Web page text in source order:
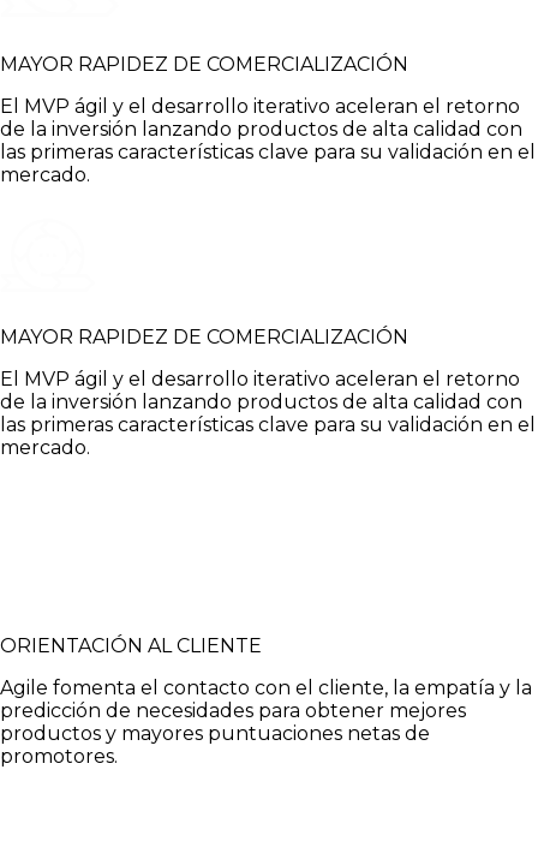
MAYOR RAPIDEZ DE COMERCIALIZACIÓN
El MVP ágil y el desarrollo iterativo aceleran el retorno
de la inversión lanzando productos de alta calidad con
las primeras características clave para su validación en el
mercado.
MAYOR RAPIDEZ DE COMERCIALIZACIÓN
El MVP ágil y el desarrollo iterativo aceleran el retorno
de la inversión lanzando productos de alta calidad con
las primeras características clave para su validación en el
mercado.
ORIENTACIÓN AL CLIENTE
Agile fomenta el contacto con el cliente, la empatía y la
predicción de necesidades para obtener mejores
productos y mayores puntuaciones netas de
promotores.